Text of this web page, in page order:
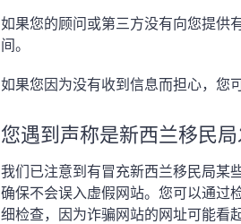
如果您的顾问或第三方没有向您提供
间。
如果您因为没有收到信息而担心，您
您遇到声称是新西兰移民
我们已注意到有冒充新西兰移民局某
确保不会误入虚假网站。您可以通过
细检查，因为诈骗网站的网址可能看